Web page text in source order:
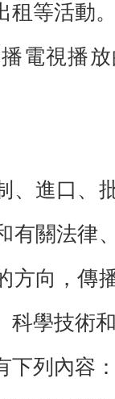
租等活動
視播放
進口、
有關法律
方向，傳
科學技術
列內容